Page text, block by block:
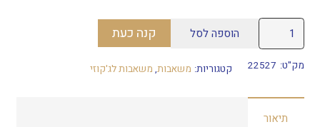
כמות
של
בלאוור
600W
הוספה לסל קנה כעת
מק"ט: 22527 קטגוריות: משאבות, משאבות לג'קוזי
תיאור